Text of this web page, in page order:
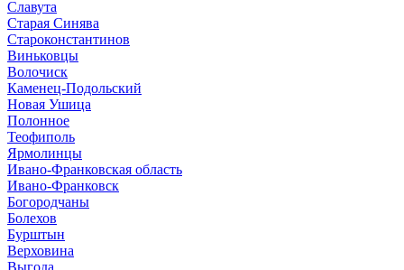
Славута
Старая Синява
Староконстантинов
Виньковцы
Волочиск
Каменец-Подольский
Новая Ушица
Полонное
Теофиполь
Ярмолинцы
Ивано-Франковская область
Ивано-Франковск
Богородчаны
Болехов
Бурштын
Верховина
Выгода